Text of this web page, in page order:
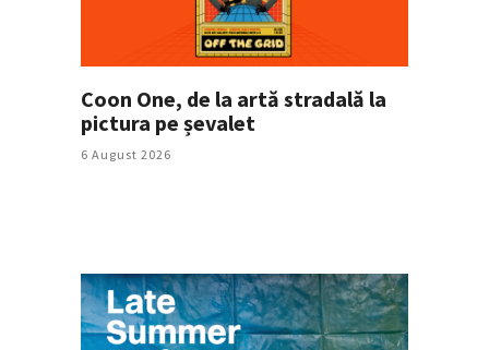
Coon One, de la artă stradală la
pictura pe șevalet
6 August 2026